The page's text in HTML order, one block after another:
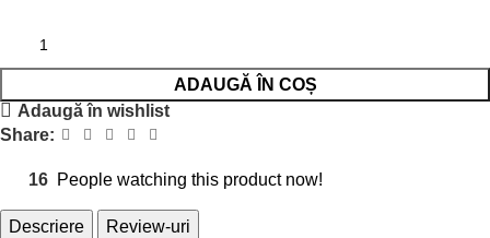
ADAUGĂ ÎN COȘ
Adaugă în wishlist
Share:
16 People watching this product now!
Descriere
Review-uri